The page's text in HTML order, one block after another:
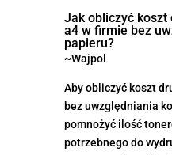
Jak obliczyć koszt
a4 w firmie bez
papieru?
~Wajpol
Aby obliczyć koszt
bez uwzględniania
pomnożyć ilość
potrzebnego do